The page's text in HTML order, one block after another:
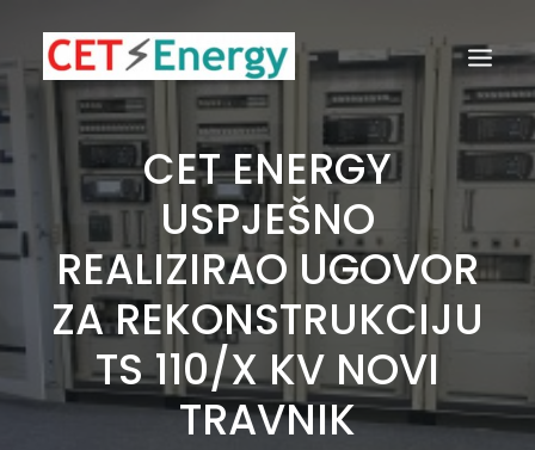
CET ENERGY
USPJEŠNO
REALIZIRAO UGOVOR
ZA REKONSTRUKCIJU
TS 110/X KV NOVI
TRAVNIK